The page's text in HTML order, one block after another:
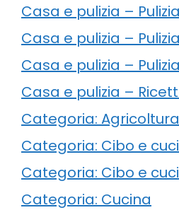
Casa e pulizia –
Casa e pulizia –
Casa e pulizia –
Casa e pulizia –
Categoria:
Categoria: Cibo e
Categoria: Cibo e
Categoria: Cucina